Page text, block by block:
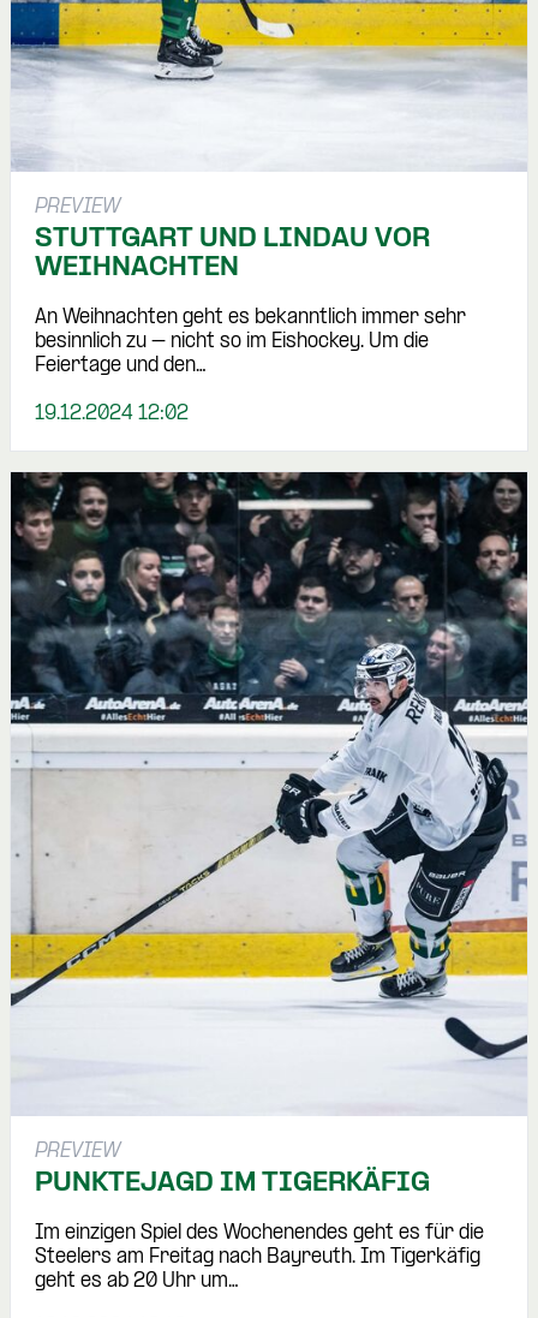
PREVIEW
STUTTGART UND LINDAU VOR
WEIHNACHTEN
An Weihnachten geht es bekanntlich immer sehr
besinnlich zu – nicht so im Eishockey. Um die
Feiertage und den…
19.12.2024 12:02
PREVIEW
PUNKTEJAGD IM TIGERKÄFIG
Im einzigen Spiel des Wochenendes geht es für die
Steelers am Freitag nach Bayreuth. Im Tigerkäfig
geht es ab 20 Uhr um…